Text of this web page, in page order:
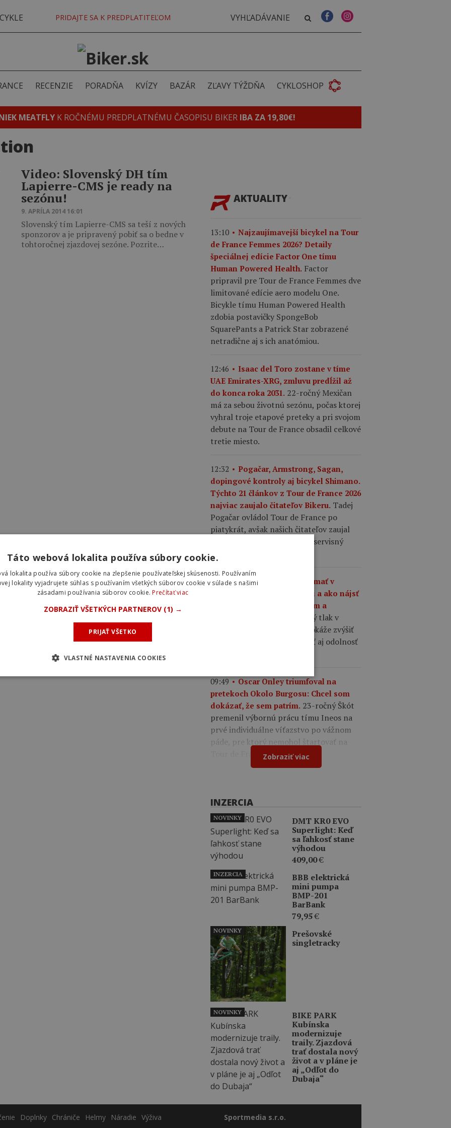
PRIDAJTE SA K PREDPLATITEĽOM
RECENZIE PORADŇA KVÍZY BAZÁR ZĽAVY TÝŽDŇA CYKLOSHOP
MEATFLY K ROČNÉMU PREDPLATNÉMU ČASOPISU BIKER IBA ZA 19,80€!
Video: Slovenský DH tím
Lapierre-CMS je ready na
sezónu!
9. APRÍLA 2014 16:01
Slovenský tím Lapierre-CMS sa teší z nových
sponzorov a je pripravený pobiť sa o bedne v
tohtoročnej zjazdovej sezóne. Pozrite…
AKTUALITY
13:10
Najzaujímavejší bicykel na Tour
de France Femmes 2026? Detaily
špeciálnej edície Factor One tímu
Human Powered Health. Factor
pripravil pre Tour de France Femmes dve
limitované edície aero modelu One.
Bicykle tímu Human Powered Health
zdobia postavičky SpongeBob
SquarePants a Patrick Star zobrazené
netradične aj s ich anatómiou.
12:46
Isaac del Toro zostane v tíme
UAE Emirates-XRG, zmluvu predĺžil až
do konca roka 2031. 22-ročný Mexičan
má za sebou životnú sezónu, počas ktorej
vyhral troje etapové preteky a pri svojom
debute na Tour de France obsadil celkové
tretie miesto.
12:32
Pogačar, Armstrong, Sagan,
dopingové kontroly aj bicykel Shimano.
Týchto 21 článkov z Tour de France 2026
najviac zaujalo čitateľov Bikeru. Tadej
Pogačar ovládol Tour de France po
piatykrát, avšak našich čitateľov zaujal
ešte viac detailný pohľad na servisný
bicykel Shimano.
10:01
Aký tlak by ste mali mať v
plášťoch na cestnom bicykli a ako nájsť
rovnováhu medzi komfortom a
Správne zvolený tlak v
plášťoch cestného bicykla dokáže zvýšiť
rýchlosť, komfort, priľnavosť aj odolnosť
09:49
Oscar Onley triumfoval na
pretekoch Okolo Burgosu: Chcel som
dokázať, že sem patrím. 23-ročný Škót
premenil výbornú prácu tímu Ineos na
prvé individuálne víťazstvo po vážnom
páde, pre ktorý nemohol štartovať na
Tour de France.Zobraziť viac
INZERCIA
DMT KR0 EVO
Superlight: Keď
sa ľahkosť stane
výhodou
409,00€
NOVINKY
BBB elektrická
mini pumpa
BMP-201
BarBank
79,95€
INZERCIA
Prešovské
singletracky
NOVINKY
BIKE PARK
Kubínska
modernizuje
traily. Zjazdová
trať dostala nový
život a v pláne je
aj „Odľot do
Dubaja“
NOVINKY
Doplnky Chrániče Helmy Náradie Výživa
Sportmedia s.r.o.
Táto webová lokalita používa súbory cookie.
lokalita používa súbory cookie na zlepšenie používateľskej skúsenosti. Používaním
lokality vyjadrujete súhlas s používaním všetkých súborov cookie v súlade s našimi
zásadami používania súborov cookie.Prečítať viac
ZOBRAZIŤ VŠETKÝCH PARTNEROV (1) →
PRIJAŤ VŠETKO
VLASTNÉ NASTAVENIA COOKIES